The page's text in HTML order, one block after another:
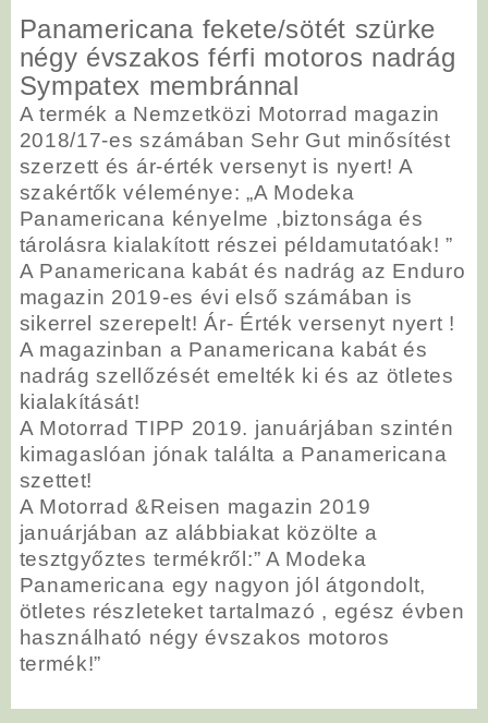
Panamericana fekete/sötét szürke
négy évszakos férfi motoros nadrág
Sympatex membránnal
A termék a Nemzetközi Motorrad magazin
2018/17-es számában Sehr Gut minősítést
szerzett és ár-érték versenyt is nyert! A
szakértők véleménye: „A Modeka
Panamericana kényelme ,biztonsága és
tárolásra kialakított részei példamutatóak! ”
A Panamericana kabát és nadrág az Enduro
magazin 2019-es évi első számában is
sikerrel szerepelt! Ár- Érték versenyt nyert !
A magazinban a Panamericana kabát és
nadrág szellőzését emelték ki és az ötletes
kialakítását!
A Motorrad TIPP 2019. januárjában szintén
kimagaslóan jónak találta a Panamericana
szettet!
A Motorrad &Reisen magazin 2019
januárjában az alábbiakat közölte a
tesztgyőztes termékről:” A Modeka
Panamericana egy nagyon jól átgondolt,
ötletes részleteket tartalmazó , egész évben
használható négy évszakos motoros
termék!”